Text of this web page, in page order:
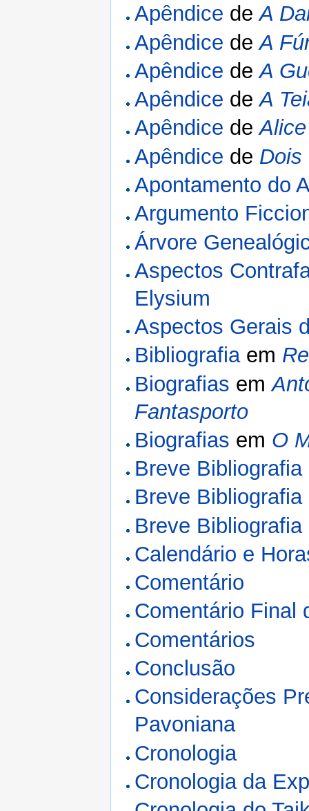
Apêndice deA
Apêndice deA
Apêndice deA
Apêndice deA
Apêndice de
Apêndice de Dois
Apontamento do
Argumento
Árvore
Aspectos
Elysium
Aspectos Gerais
Bibliografiaem
Biografias em
Fantasporto
Biografias em O
Breve Bibliografia
Breve Bibliografia
Breve Bibliografia
Calendário e
Comentário
Comentário Final
Comentários
Conclusão
Considerações
Pavoniana
Cronologia
Cronologia da